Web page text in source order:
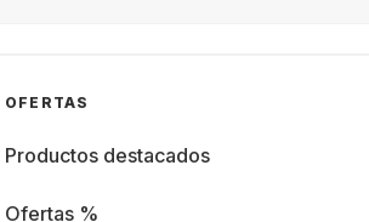
OFERTAS
Productos destacados
Ofertas %